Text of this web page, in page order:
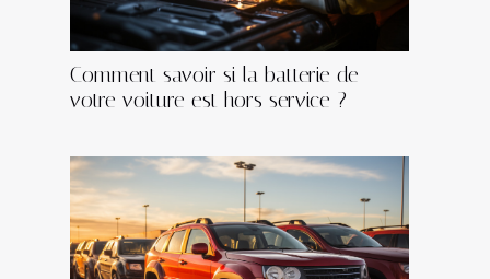
Comment savoir si la batterie de
votre voiture est hors service ?